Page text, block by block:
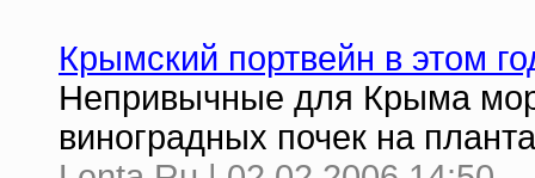
Крымский портвейн в этом
Непривычные для Крыма
виноградных почек на